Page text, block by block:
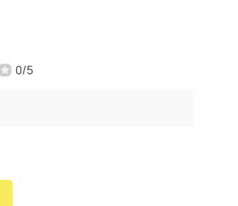
0/5